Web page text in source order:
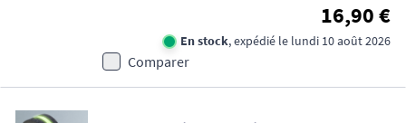
16,90 €
En stock, expédié le lundi 10 août 2026
Comparer